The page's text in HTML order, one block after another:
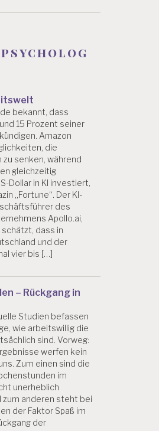
bekannt, dass
15 Prozent seiner
Amazon
die
senken, während
gleichzeitig
Dollar in KI investiert,
„Fortune“. Der KI-
des
Apollo.ai,
schätzt, dass in
und der
vier bis […]
– Rückgang in
Studien befassen
wie arbeitswillig die
sind. Vorweg:
werfen kein
Zum einen sind die
im
unerheblich
zum anderen steht bei
der Faktor Spaß im
der